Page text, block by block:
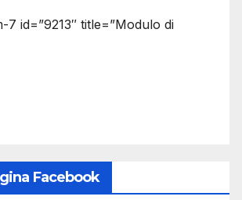
id=”9213″ title=”Modulo di
Facebook